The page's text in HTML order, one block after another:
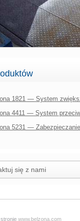
1821 — System
4411 — System
5231 —
się z nami
www.belzona.com